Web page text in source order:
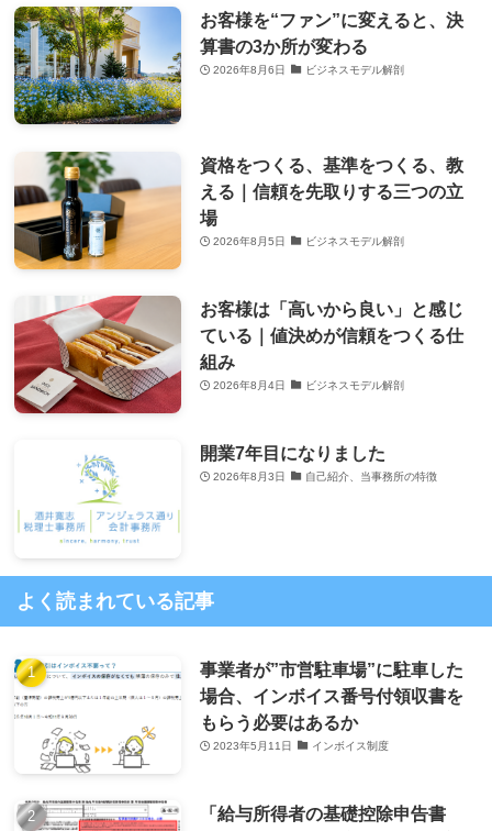
お客様を“ファン”に変えると、決
算書の3か所が変わる
2026年8月6日 ビジネスモデル解剖
資格をつくる、基準をつくる、教
える｜信頼を先取りする三つの立
場
2026年8月5日 ビジネスモデル解剖
お客様は「高いから良い」と感じ
ている｜値決めが信頼をつくる仕
組み
2026年8月4日 ビジネスモデル解剖
開業7年目になりました
2026年8月3日 自己紹介、当事務所の特徴
よく読まれている記事
事業者が”市営駐車場”に駐車した
場合、インボイス番号付領収書を
もらう必要はあるか
2023年5月11日 インボイス制度
「給与所得者の基礎控除申告書